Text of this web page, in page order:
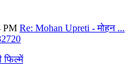
PM Re: Mohan Upreti - मोहन ...
फिल्में